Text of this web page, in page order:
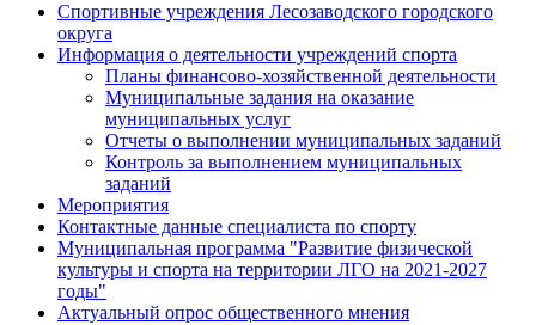
Спортивные учреждения Лесозаводского городского
округа
Информация о деятельности учреждений спорта
Планы финансово-хозяйственной деятельности
Муниципальные задания на оказание
муниципальных услуг
Отчеты о выполнении муниципальных заданий
Контроль за выполнением муниципальных
заданий
Мероприятия
Контактные данные специалиста по спорту
Муниципальная программа "Развитие физической
культуры и спорта на территории ЛГО на 2021-2027
годы"
Актуальный опрос общественного мнения